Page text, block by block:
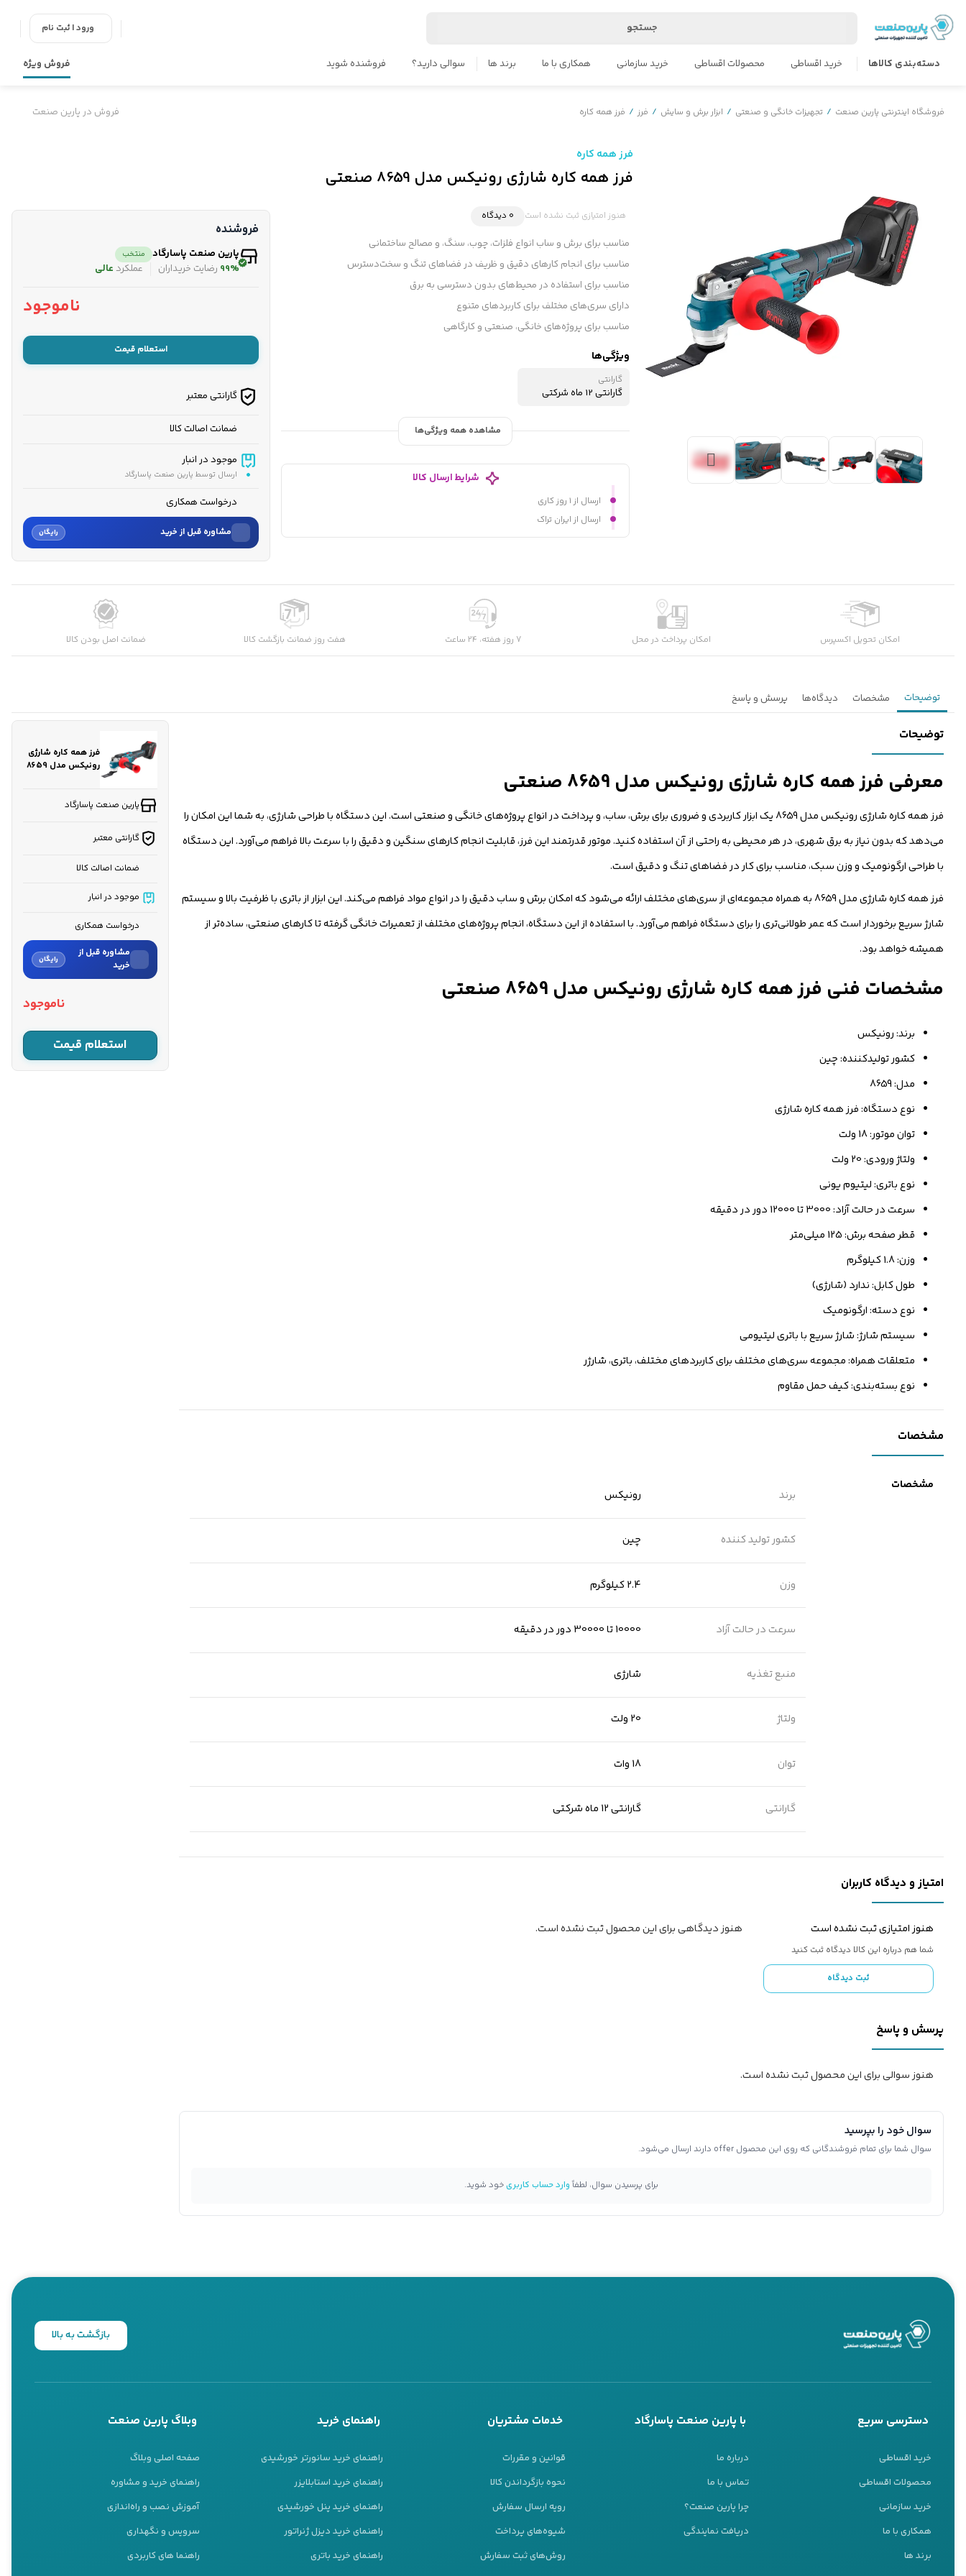
جستجو ورود | ثبت نام
دسته‌بندی کالاها خرید اقساطی محصولات اقساطی خرید سازمانی همکاری با ما برند ها سوالی دارید؟ فروشنده شوید فروش ویژه
فروشگاه اینترنتی پارین صنعت / تجهیزات خانگی و صنعتی / ابزار برش و سایش / فرز / فرز همه کاره فروش در پارین صنعت
فرز همه کاره
فرز همه کاره شارژی رونیکس مدل 8659 صنعتی
هنوز امتیازی ثبت نشده است 0 دیدگاه
مناسب برای برش و ساب انواع فلزات، چوب، سنگ، و مصالح ساختمانی
مناسب برای انجام کارهای دقیق و ظریف در فضاهای تنگ و سخت‌دسترس
مناسب برای استفاده در محیط‌های بدون دسترسی به برق
دارای سری‌های مختلف برای کاربردهای متنوع
مناسب برای پروژه‌های خانگی، صنعتی و کارگاهی
ویژگی‌ها
گارانتی
گارانتی 12 ماه شرکتی
مشاهده همه ویژگی‌ها
شرایط ارسال کالا
ارسال از ۱ روز کاری
ارسال از ایران تراک
فروشنده
پارین صنعت پاسارگاد منتخب
99% رضایت خریداران عملکرد عالی
ناموجود
استعلام قیمت
گارانتی معتبر
ضمانت اصالت کالا
موجود در انبار
ارسال توسط پارین صنعت پاسارگاد
درخواست همکاری
مشاوره قبل از خرید رایگان
نام
شماره موبایل
ثبت درخواست مشاوره رایگان
امکان تحویل اکسپرس امکان پرداخت در محل 7 روز هفته، 24 ساعت هفت روز ضمانت بازگشت کالا ضمانت اصل بودن کالا
توضیحات مشخصات دیدگاه‌ها پرسش و پاسخ
توضیحات
معرفی فرز همه کاره شارژی رونیکس مدل 8659 صنعتی
فرز همه کاره شارژی رونیکس مدل 8659 یک ابزار کاربردی و ضروری برای برش، ساب، و پرداخت در انواع پروژه‌های خانگی و صنعتی است. این دستگاه با طراحی شارژی، به شما این امکان را
می‌دهد که بدون نیاز به برق شهری، در هر محیطی به راحتی از آن استفاده کنید. موتور قدرتمند این فرز، قابلیت انجام کارهای سنگین و دقیق را با سرعت بالا فراهم می‌آورد. این دستگاه
با طراحی ارگونومیک و وزن سبک، مناسب برای کار در فضاهای تنگ و دقیق است.
فرز همه کاره شارژی مدل 8659 به همراه مجموعه‌ای از سری‌های مختلف ارائه می‌شود که امکان برش و ساب دقیق را در انواع مواد فراهم می‌کند. این ابزار از باتری با ظرفیت بالا و سیستم
شارژ سریع برخوردار است که عمر طولانی‌تری را برای دستگاه فراهم می‌آورد. با استفاده از این دستگاه، انجام پروژه‌های مختلف از تعمیرات خانگی گرفته تا کارهای صنعتی، ساده‌تر از
همیشه خواهد بود.
مشخصات فنی فرز همه کاره شارژی رونیکس مدل 8659 صنعتی
برند: رونیکس
کشور تولیدکننده: چین
مدل: 8659
نوع دستگاه: فرز همه کاره شارژی
توان موتور: 18 ولت
ولتاژ ورودی: 20 ولت
نوع باتری: لیتیوم یونی
سرعت در حالت آزاد: 3000 تا 12000 دور در دقیقه
قطر صفحه برش: 125 میلی‌متر
وزن: 1.8 کیلوگرم
طول کابل: ندارد (شارژی)
نوع دسته: ارگونومیک
سیستم شارژ: شارژ سریع با باتری لیتیومی
متعلقات همراه: مجموعه سری‌های مختلف برای کاربردهای مختلف، باتری، شارژر
نوع بسته‌بندی: کیف حمل مقاوم
مشخصات
مشخصات
برند رونیکس
کشور تولید کننده چین
وزن 2.4 کیلوگرم
سرعت در حالت آزاد 10000 تا 30000 دور در دقیقه
منبع تغذیه شارژی
ولتاژ 20 ولت
توان 18 وات
گارانتی گارانتی 12 ماه شرکتی
امتیاز و دیدگاه کاربران
هنوز امتیازی ثبت نشده است
شما هم درباره این کالا دیدگاه ثبت کنید
ثبت دیدگاه
هنوز دیدگاهی برای این محصول ثبت نشده است.
پرسش و پاسخ
هنوز سوالی برای این محصول ثبت نشده است.
سوال خود را بپرسید
سوال شما برای تمام فروشندگانی که روی این محصول offer دارند ارسال می‌شود.
برای پرسیدن سوال، لطفاًوارد حساب کاربریخود شوید.
فرز همه کاره شارژی
رونیکس مدل 8659
پارین صنعت پاسارگاد
گارانتی معتبر
ضمانت اصالت کالا
موجود در انبار
درخواست همکاری
مشاوره قبل از
خرید
رایگان
نام خانوادگی
شماره موبایل
ناموجود
استعلام قیمت
بازگشت به بالا
دسترسی سریع
خرید اقساطی
محصولات اقساطی
خرید سازمانی
همکاری با ما
برند ها
با پارین صنعت پاسارگاد
درباره ما
تماس با ما
چرا پارین صنعت؟
دریافت نمایندگی
خدمات مشتریان
قوانین و مقررات
نحوه بازگرداندن کالا
رویه ارسال سفارش
شیوه‌های پرداخت
روش‌های ثبت سفارش
راهنمای خرید
راهنمای خرید سانورتر خورشیدی
راهنمای خرید استابلایزر
راهنمای خرید پنل خورشیدی
راهنمای خرید دیزل ژنراتور
راهنمای خرید باتری
وبلاگ پارین صنعت
صفحه اصلی وبلاگ
راهنمای خرید و مشاوره
آموزش نصب و راه‌اندازی
سرویس و نگهداری
راهنما های کاربردی
پشتیبانی 24 ساعته